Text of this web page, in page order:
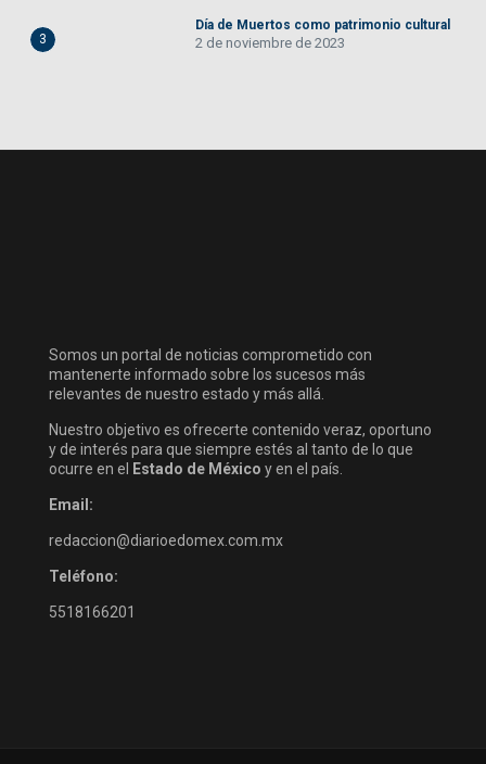
3
Día de Muertos como patrimonio cultural
2 de noviembre de 2023
Somos un portal de noticias comprometido con
mantenerte informado sobre los sucesos más
relevantes de nuestro estado y más allá.
Nuestro objetivo es ofrecerte contenido veraz, oportuno
y de interés para que siempre estés al tanto de lo que
ocurre en el
Estado de México y en el país.
Email:
redaccion@diarioedomex.com.mx
Teléfono:
5518166201